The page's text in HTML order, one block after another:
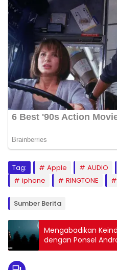
Tag: Apple AUDIO
iphone
RINGTONE
Sumber Berita
Mengabadikan
dengan Ponsel